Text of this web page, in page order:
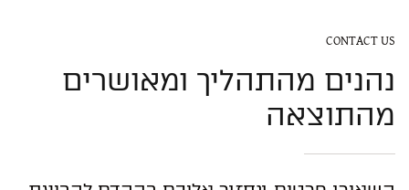
CONTACT US
נהנים מהתהליך ומאושרים
מהתוצאה